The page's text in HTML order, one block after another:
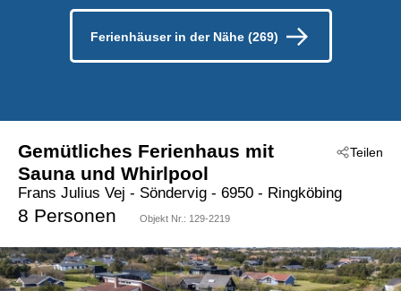
Ferienhäuser in der Nähe (269)
Teilen
Gemütliches Ferienhaus mit
Sauna und Whirlpool
Frans Julius Vej - Söndervig - 6950 - Ringköbing
8 Personen Objekt Nr.: 129-2219